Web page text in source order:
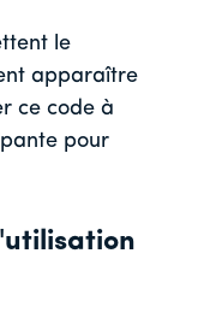
le
apparaître
ce code à
pour